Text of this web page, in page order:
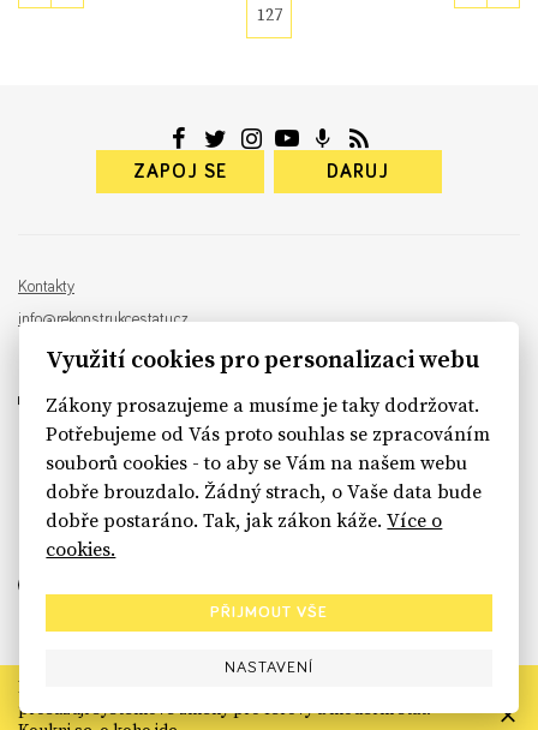
127
ZAPOJ SE DARUJ
Kontakty
info@rekonstrukcestatu.cz
Návrh a vývoj: Sinfin , ilustrace:
sinfin.digital
Rekonstrukce státu končí. Její členské organizace však dál
prosazují systémové změny pro férový a moderní stát.
Využití cookies pro personalizaci webu
Zákony prosazujeme a musíme je taky dodržovat.
Potřebujeme od Vás proto souhlas se zpracováním
souborů cookies - to aby se Vám na našem webu
dobře brouzdalo. Žádný strach, o Vaše data bude
dobře postaráno. Tak, jak zákon káže.Více o
cookies.
PŘIJMOUT VŠE
NASTAVENÍ